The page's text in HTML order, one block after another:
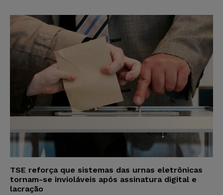
TSE reforça que sistemas das urnas eletrônicas
tornam-se invioláveis após assinatura digital e
lacração